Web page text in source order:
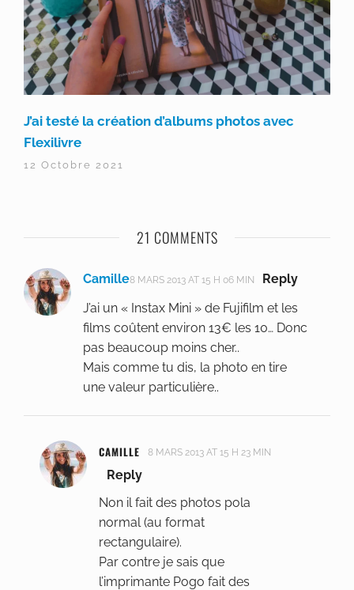
J’ai testé la création d’albums photos avec
Flexilivre
12 Octobre 2021
21 COMMENTS
Camille8 MARS 2013 AT 15 H 06 MIN
Reply
J’ai un « Instax Mini » de Fujifilm et les
films coûtent environ 13€ les 10… Donc
pas beaucoup moins cher..
Mais comme tu dis, la photo en tire
une valeur particulière..
CAMILLE 8 MARS 2013 AT 15 H 23 MIN
Reply
Non il fait des photos pola
normal (au format
rectangulaire).
Par contre je sais que
l’imprimante Pogo fait des